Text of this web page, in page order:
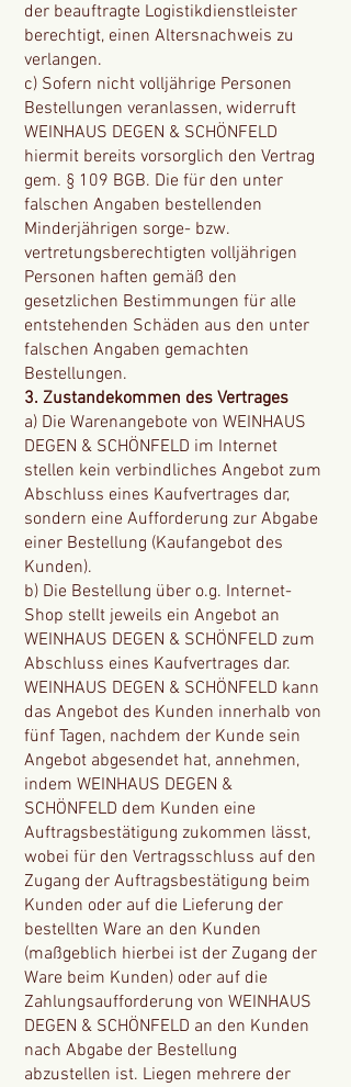
der beauftragte Logistikdienstleister
berechtigt, einen Altersnachweis zu
verlangen.
c) Sofern nicht volljährige Personen
Bestellungen veranlassen, widerruft
WEINHAUS DEGEN & SCHÖNFELD
hiermit bereits vorsorglich den Vertrag
gem. § 109 BGB. Die für den unter
falschen Angaben bestellenden
Minderjährigen sorge- bzw.
vertretungsberechtigten volljährigen
Personen haften gemäß den
gesetzlichen Bestimmungen für alle
entstehenden Schäden aus den unter
falschen Angaben gemachten
Bestellungen.
3. Zustandekommen des Vertrages
a) Die Warenangebote von WEINHAUS
DEGEN & SCHÖNFELD im Internet
stellen kein verbindliches Angebot zum
Abschluss eines Kaufvertrages dar,
sondern eine Aufforderung zur Abgabe
einer Bestellung (Kaufangebot des
Kunden).
b) Die Bestellung über o.g. Internet-
Shop stellt jeweils ein Angebot an
WEINHAUS DEGEN & SCHÖNFELD zum
Abschluss eines Kaufvertrages dar.
WEINHAUS DEGEN & SCHÖNFELD kann
das Angebot des Kunden innerhalb von
fünf Tagen, nachdem der Kunde sein
Angebot abgesendet hat, annehmen,
indem WEINHAUS DEGEN &
SCHÖNFELD dem Kunden eine
Auftragsbestätigung zukommen lässt,
wobei für den Vertragsschluss auf den
Zugang der Auftragsbestätigung beim
Kunden oder auf die Lieferung der
bestellten Ware an den Kunden
(maßgeblich hierbei ist der Zugang der
Ware beim Kunden) oder auf die
Zahlungsaufforderung von WEINHAUS
DEGEN & SCHÖNFELD an den Kunden
nach Abgabe der Bestellung
abzustellen ist. Liegen mehrere der